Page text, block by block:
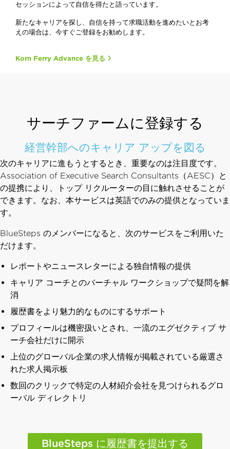
セッションによって自信を得たと語っています。
新たなキャリアを探し、自信を持って求職活動を進めたいとお考
えの場合は、今すぐご登録をお勧めします。
Korn Ferry Advance を見る
サーチファームに登録する
経営幹部へのキャリア アップを図る
次のキャリアに進もうとするとき、重要なのは注目度です。
Association of Executive Search Consultants（AESC）と
の提携により、トップ リクルーターの目に触れさせることが
できます。なお、本サービスは英語でのみの提供となっていま
す。
BlueSteps のメンバーになると、次のサービスをご利用いた
だけます。
レポートやニュースレターによる独自情報の提供
キャリア コーチとのバーチャル ワークショップで疑問を解
消
履歴書をより魅力的なものにするサポート
プロフィールは機密扱いとされ、一流のエグゼクティブ サ
ーチ会社だけに開示
上位のグローバル企業の求人情報が掲載されている厳選さ
れた求人掲示板
数回のクリックで特定の人材紹介会社を見つけられるグロ
ーバル ディレクトリ
BlueSteps に履歴書を提出する